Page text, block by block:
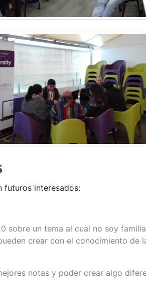
futuros interesados:
sobre un tema al cual no soy
crear con el conocimiento de
notas y poder crear algo